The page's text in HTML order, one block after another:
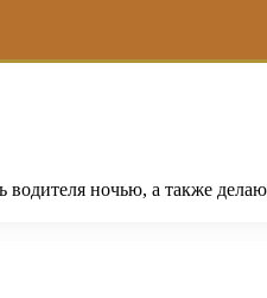
ночью, а также